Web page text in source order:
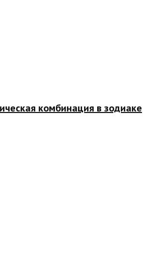
комбинация в зодиаке